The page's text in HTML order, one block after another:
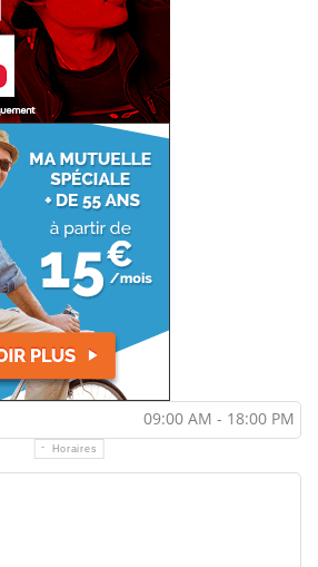
09:00 AM - 18:00 PM
Horaires